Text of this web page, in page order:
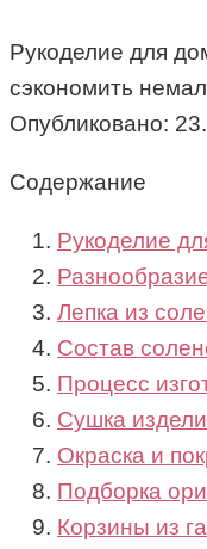
Рукоделие для
сэкономить
Опубликовано:
Содержание
Рукоделие
Лепка из
Состав
Процесс
Сушка
Окраска и
Подборка
Корзины из